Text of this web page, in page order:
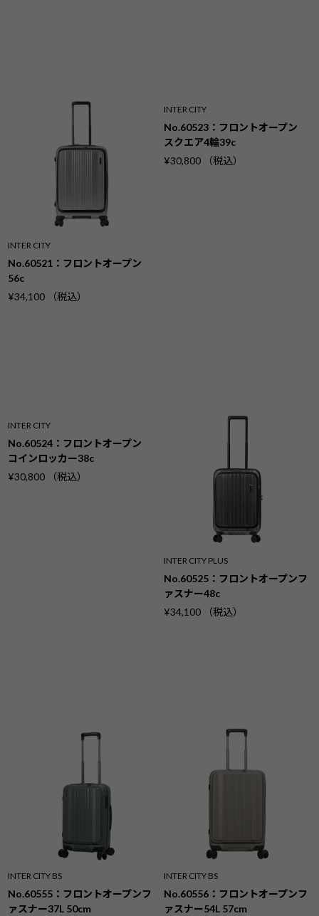
INTER CITY
No.60521：フロントオープン
56c
¥34,100 （税込）
INTER CITY
No.60523：フロントオープン
スクエア4輪39c
¥30,800 （税込）
INTER CITY
No.60524：フロントオープン
コインロッカー38c
¥30,800 （税込）
INTER CITY PLUS
No.60525：フロントオープンフ
ァスナー48c
¥34,100 （税込）
INTER CITY BS
No.60555：フロントオープンフ
ァスナー37L 50cm
INTER CITY BS
No.60556：フロントオープンフ
ァスナー54L 57cm